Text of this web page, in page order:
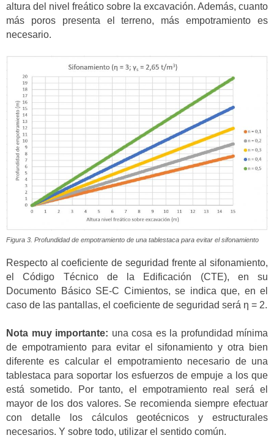
altura del nivel freático sobre la excavación. Además, cuanto
más poros presenta el terreno, más empotramiento es
necesario.
Figura 3. Profundidad de empotramiento de una tablestaca para evitar el sifonamiento
Respecto al coeficiente de seguridad frente al sifonamiento,
el Código Técnico de la Edificación (CTE), en su
Documento Básico SE-C Cimientos, se indica que, en el
caso de las pantallas, el coeficiente de seguridad será η = 2.
Nota muy importante: una cosa es la profundidad mínima
de empotramiento para evitar el sifonamiento y otra bien
diferente es calcular el empotramiento necesario de una
tablestaca para soportar los esfuerzos de empuje a los que
está sometido. Por tanto, el empotramiento real será el
mayor de los dos valores. Se recomienda siempre efectuar
con detalle los cálculos geotécnicos y estructurales
necesarios. Y sobre todo, utilizar el sentido común.